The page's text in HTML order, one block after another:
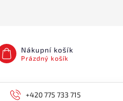
Nákupní košík
Prázdný košík
+420 775 733 715